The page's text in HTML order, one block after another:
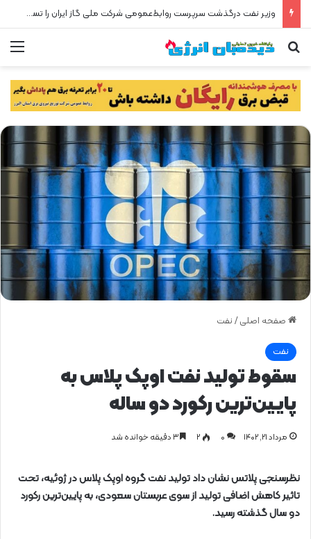
وزیر نفت درگذشت سرپرست روابط‌عمومی شرکت ملی گاز ایران را تسلیت گفت
جستجو برای
صفحه اصلی / نفت
نفت
سقوط تولید نفت اوپک پلاس به
پایین‌ترین رکورد دو ساله
مرداد ۲۱, ۱۴۰۲ 0 ۲
نظرسنجی پلاتس نشان داد تولید نفت گروه اوپک پلاس در ژوئیه، تحت
تاثیر کاهش اضافی تولید از سوی عربستان سعودی، به پایین‌ترین رکورد
دو سال گذشته رسید.